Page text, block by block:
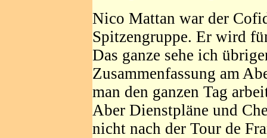
Nico Mattan war der
Spitzengruppe. Er wird
Das ganze sehe ich
Zusammenfassung am
man den ganzen Tag
Aber Dienstpläne und
nicht nach der Tour de